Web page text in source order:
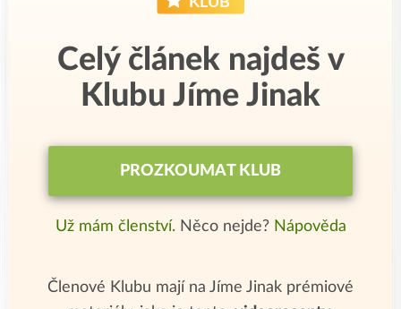
Celý článek najdeš v
Klubu Jíme Jinak
PROZKOUMAT KLUB
Už mám členství. Něco nejde? Nápověda
Členové Klubu mají na Jíme Jinak prémiové